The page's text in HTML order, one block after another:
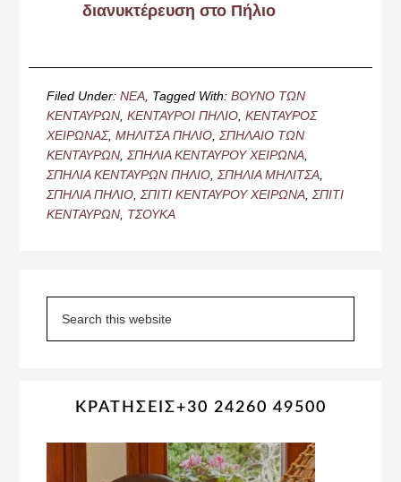
διανυκτέρευση στο Πήλιο
Filed Under:ΝΕΑ Tagged With:ΒΟΥΝΟ ΤΩΝ
ΚΕΝΤΑΥΡΩΝ ,ΚΕΝΤΑΥΡΟΙ ΠΗΛΙΟ ,ΚΕΝΤΑΥΡΟΣ
ΧΕΙΡΩΝΑΣ,ΜΗΛΙΤΣΑ ΠΗΛΙΟ ,ΣΠΗΛΑΙΟ ΤΩΝ
ΚΕΝΤΑΥΡΩΝ ,ΣΠΗΛΙΑ ΚΕΝΤΑΥΡΟΥ ΧΕΙΡΩΝΑ
ΣΠΗΛΙΑ ΚΕΝΤΑΥΡΩΝ ΠΗΛΙΟ ,ΣΠΗΛΙΑ ΜΗΛΙΤΣΑ
ΣΠΗΛΙΑ ΠΗΛΙΟ ,ΣΠΙΤΙ ΚΕΝΤΑΥΡΟΥ ΧΕΙΡΩΝΑ ,ΣΠΙΤΙ
ΚΕΝΤΑΥΡΩΝ ΤΣΟΥΚΑ
Sidebar
ΚΡΑΤΗΣΕΙΣ+30 24260 49500